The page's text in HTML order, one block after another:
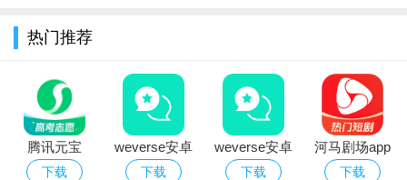
热门推荐
腾讯元宝
deepseek满
下载
weverse安卓
下载安装2026
下载
weverse安卓
下载2026中文
下载
河马剧场app
免费网络短剧
下载